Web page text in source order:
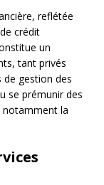
reflétée
crédit
un
tant privés
de gestion des
se prémunir des
notamment la